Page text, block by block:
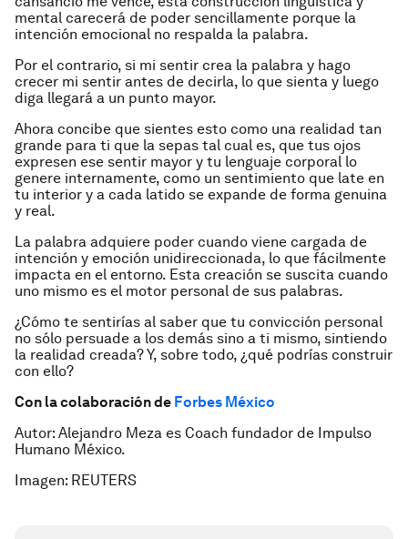
mental carecerá de poder sencillamente porque la
intención emocional no respalda la palabra.
Por el contrario, si mi sentir crea la palabra y hago
crecer mi sentir antes de decirla, lo que sienta y luego
diga llegará a un punto mayor.
Ahora concibe que sientes esto como una realidad tan
grande para ti que la sepas tal cual es, que tus ojos
expresen ese sentir mayor y tu lenguaje corporal lo
genere internamente, como un sentimiento que late en
tu interior y a cada latido se expande de forma genuina
y real.
La palabra adquiere poder cuando viene cargada de
intención y emoción unidireccionada, lo que fácilmente
impacta en el entorno. Esta creación se suscita cuando
uno mismo es el motor personal de sus palabras.
¿Cómo te sentirías al saber que tu convicción personal
no sólo persuade a los demás sino a ti mismo, sintiendo
la realidad creada? Y, sobre todo, ¿qué podrías construir
con ello?
Con la colaboración de Forbes México
Autor: Alejandro Meza es Coach fundador de Impulso
Humano México.
Imagen: REUTERS